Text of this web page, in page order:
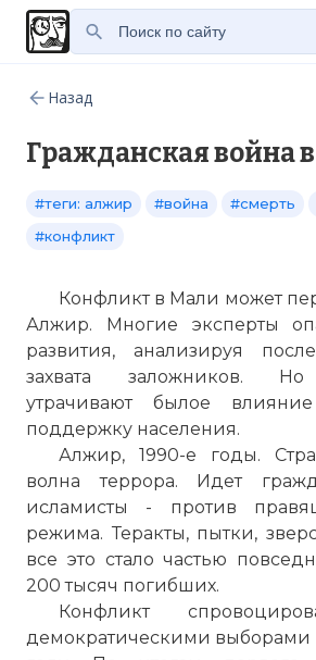
Назад
Гражданская война
#теги: алжир #война #смерть
#конфликт
Конфликт в Мали может
Алжир. Многие эксперты
развития, анализируя
захвата заложников. Но
утрачивают былое
поддержку населения.
Алжир, 1990-е годы.
волна террора. Идет
исламисты - против
режима. Теракты, пытки,
все это стало частью
200 тысяч погибших.
Конфликт
демократическими выборами